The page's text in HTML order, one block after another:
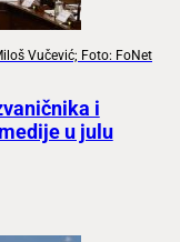
Vučević; Foto: FoNet
i
u julu